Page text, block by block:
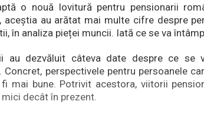
o nouă lovitură pentru pensionarii
aceștia au arătat mai multe cifre despre
în analiza pieței muncii. Iată ce se va
au dezvăluit câteva date despre ce se
Concret, perspectivele pentru persoanele
mai bune. Potrivit acestora, viitorii
decât în prezent.